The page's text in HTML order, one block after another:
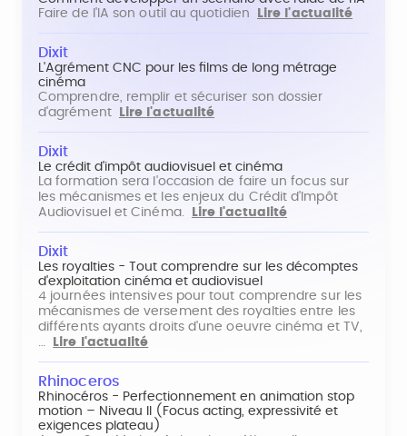
Faire de l'IA son outil au quotidien
Lire l'actualité
Dixit
L'Agrément CNC pour les films de long métrage
cinéma
Comprendre, remplir et sécuriser son dossier
d'agrément
Lire l'actualité
Dixit
Le crédit d'impôt audiovisuel et cinéma
La formation sera l'occasion de faire un focus sur
les mécanismes et les enjeux du Crédit d'Impôt
Audiovisuel et Cinéma.
Lire l'actualité
Dixit
Les royalties - Tout comprendre sur les décomptes
d'exploitation cinéma et audiovisuel
4 journées intensives pour tout comprendre sur les
mécanismes de versement des royalties entre les
différents ayants droits d'une oeuvre cinéma et TV,
Lire l'actualité
Rhinoceros
Rhinocéros - Perfectionnement en animation stop
motion – Niveau II (Focus acting, expressivité et
exigences plateau)